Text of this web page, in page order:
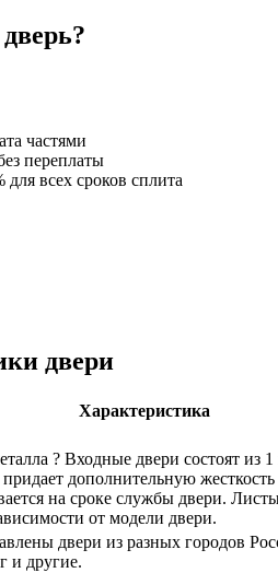
частями
переплаты
всех сроков сплита
двери
Характеристика
? Входные двери состоят из
дополнительную
на сроке службы двери.
от модели двери.
двери из разных городов
и другие.